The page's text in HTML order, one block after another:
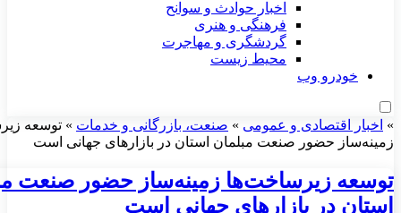
اخبار حوادث و سوانح
فرهنگی و هنری
گردشگری و مهاجرت
محیط زیست
خودرو وب
» اخبار اقتصادی و عمومی » صنعت، بازرگانی و خدمات » توسعه
زمینه‌ساز حضور صنعت مبلمان استان در بازارهای جهانی است
توسعه زیرساخت‌ها زمینه‌ساز حضور صنعت
استان در بازارهای جهانی است